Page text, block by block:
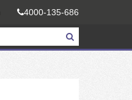
4000-135-686